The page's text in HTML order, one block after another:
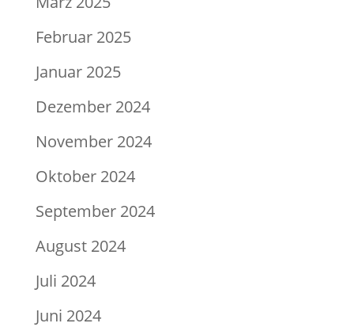
Februar 2025
Januar 2025
Dezember 2024
November 2024
Oktober 2024
September 2024
August 2024
Juli 2024
Juni 2024